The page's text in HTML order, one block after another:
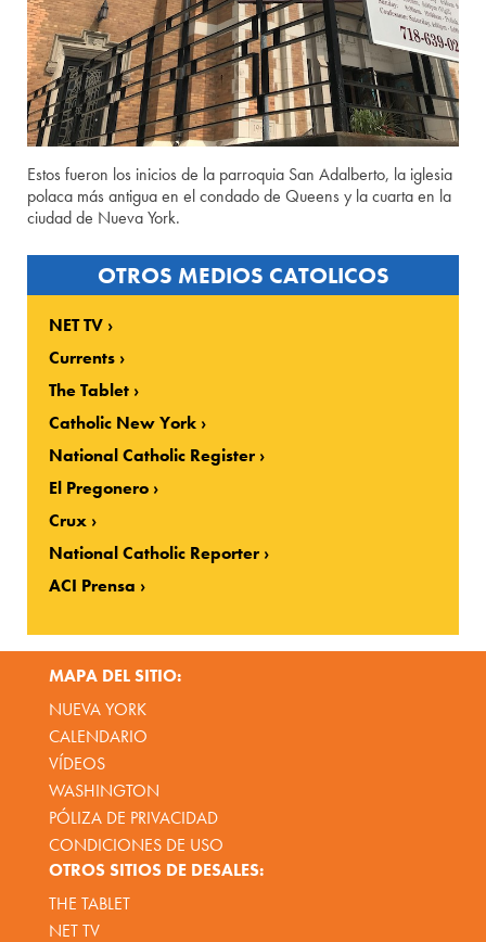
Estos fueron los inicios de la parroquia San Adalberto, la iglesia
polaca más antigua en el condado de Queens y la cuarta en la
ciudad de Nueva York.
OTROS MEDIOS CATOLICOS
NET TV
Currents
The Tablet
Catholic New York
National Catholic Register
El Pregonero
Crux
National Catholic Reporter
ACI Prensa
MAPA DEL SITIO:
NUEVA YORK
CALENDARIO
VÍDEOS
WASHINGTON
PÓLIZA DE PRIVACIDAD
CONDICIONES DE USO
OTROS SITIOS DE DESALES:
THE TABLET
NET TV